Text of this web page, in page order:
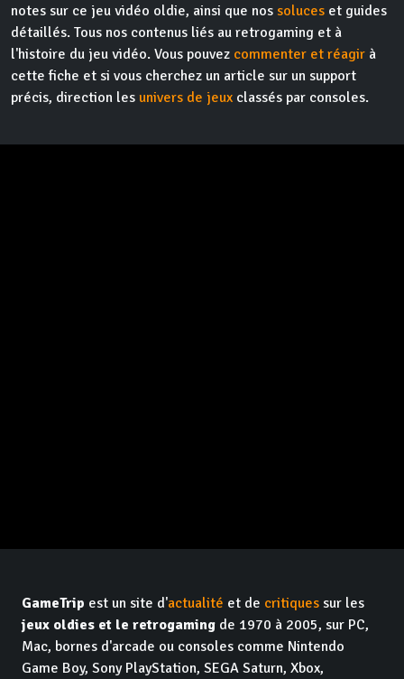
notes sur ce jeu vidéo oldie, ainsi que nos soluces et guides
détaillés. Tous nos contenus liés au retrogaming et à
l'histoire du jeu vidéo. Vous pouvez commenter et réagir à
cette fiche et si vous cherchez un article sur un support
précis, direction les univers de jeux classés par consoles.
GameTrip est un site d'actualité et de critiques sur les
jeux oldies et le retrogaming de 1970 à 2005, sur PC,
Mac, bornes d'arcade ou consoles comme Nintendo
Game Boy, Sony PlayStation, SEGA Saturn, Xbox,